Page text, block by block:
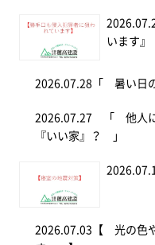
います』
2026.07.28 「 暑い日
2026.07.27 「 他人に
『いい家』？ 」
2026.07.03 【 光の色